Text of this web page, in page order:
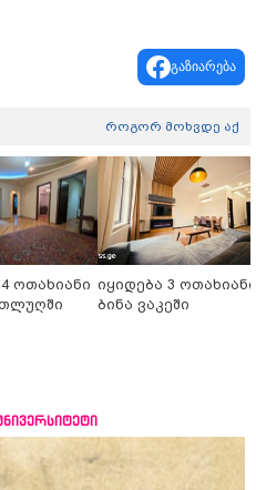
გაზიარება
როგორ მოხვდე აქ
ოთახიანი იყიდება 3 ოთახიანი
ბინა ვაკეში